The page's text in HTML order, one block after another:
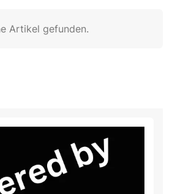
Artikel gefunden.